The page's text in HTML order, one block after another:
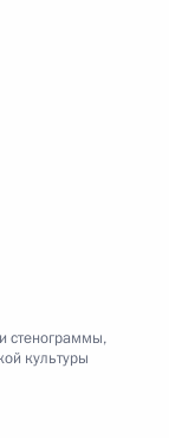
стенограммы,
культуры